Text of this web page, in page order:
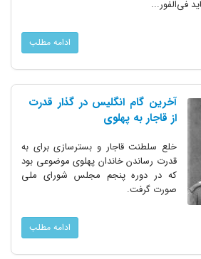
فی‌الفور...
ادامه مطلب
آخرین گام انگلیس در گذار قدرت
از قاجار به پهلوی
خلع سلطنت قاجار و بسترسازی برای به
قدرت رساندن خاندان پهلوی موضوعی بود
که در دوره پنجم مجلس شورای ملی
صورت گرفت.
ادامه مطلب